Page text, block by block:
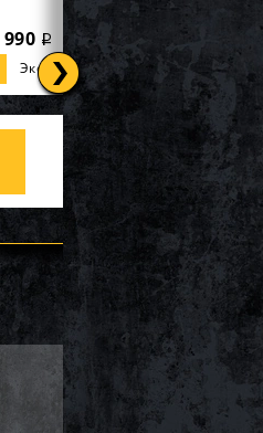
990 i
Экономия
(ограничитель хода)
50-03-044